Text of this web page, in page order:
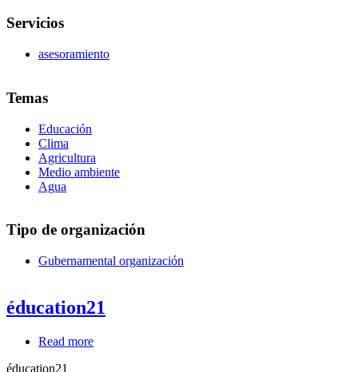
Servicios
asesoramiento
Temas
Educación
Clima
Agricultura
Medio ambiente
Agua
Tipo de organización
Gubernamental organización
éducation21
Read more
éducation21